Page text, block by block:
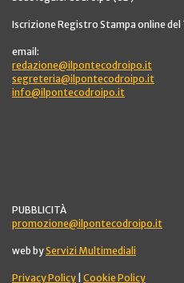
Iscrizione Registro Stampa online del
email:
redazione@ilpontecodroipo.it
segreteria@ilpontecodroipo.it
info@ilpontecodroipo.it
PUBBLICITÀ
promozione@ilpontecodroipo.it
web byServizi Multimediali
Privacy Policy Cookie Policy